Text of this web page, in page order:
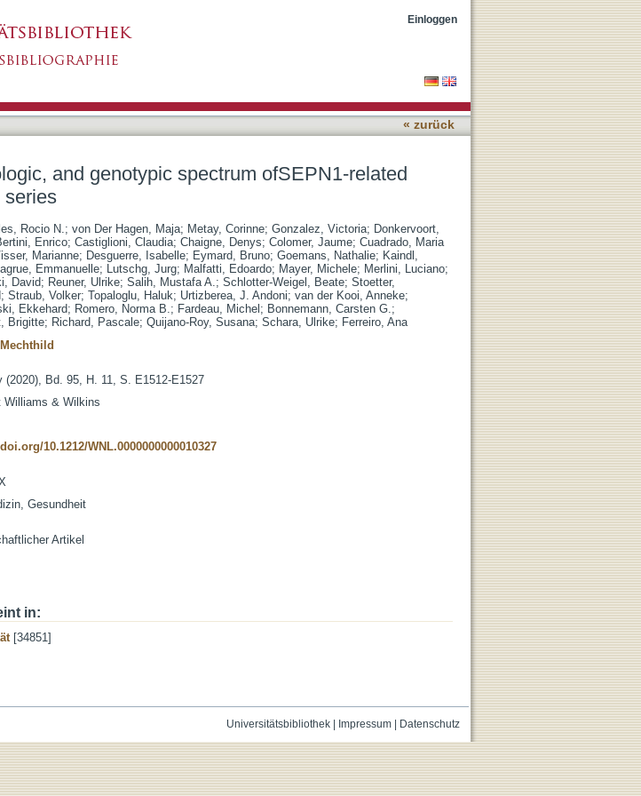
Einloggen
« zurück
and genotypic spectrum ofSEPN1-related
series
Rocio N.; von Der Hagen, Maja; Metay, Corinne; Gonzalez, Victoria; Donkervoort,
Enrico; Castiglioni, Claudia; Chaigne, Denys; Colomer, Jaume; Cuadrado, Maria
Marianne; Desguerre, Isabelle; Eymard, Bruno; Goemans, Nathalie; Kaindl,
Emmanuelle; Lutschg, Jurg; Malfatti, Edoardo; Mayer, Michele; Merlini, Luciano;
David; Reuner, Ulrike; Salih, Mustafa A.; Schlotter-Weigel, Beate; Stoetter,
; Straub, Volker; Topaloglu, Haluk; Urtizberea, J. Andoni; van der Kooi, Anneke;
Ekkehard; Romero, Norma B.; Fardeau, Michel ; Bonnemann, Carsten G.;
Brigitte; Richard, Pascale; Quijano-Roy, Susana; Schara, Ulrike; Ferreiro, Ana
(2020), Bd. 95, H. 11, S. E1512-E1527
Williams & Wilkins
10.1212/WNL.0000000000010327
Gesundheit
Artikel
in:
[34851]
Universitätsbibliothek| Impressum| Datenschutz